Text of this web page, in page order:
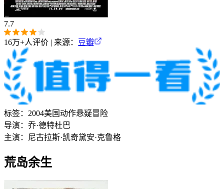
7.7
16万+人评价 | 来源： 豆瓣
标签： 2004美国动作悬疑冒险
导演： 乔·德特杜巴
主演：
尼古拉斯·凯奇黛安·克鲁格
荒岛余生